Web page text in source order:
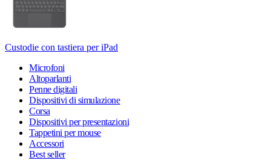
Custodie con tastiera per iPad
Microfoni
Altoparlanti
Penne digitali
Dispositivi di simulazione
Corsa
Dispositivi per presentazioni
Tappetini per mouse
Accessori
Best seller